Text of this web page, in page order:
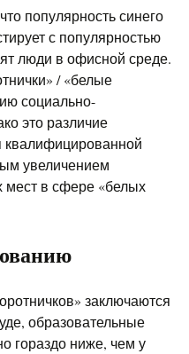
популярность синего
с популярностью
люди в офисной среде.
/ «белые
социально-
это различие
квалифицированной
увеличением
мест в сфере «белых
заключаются
образовательные
гораздо ниже, чем у